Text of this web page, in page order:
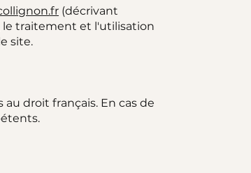
(décrivant
le traitement et l'utilisation
site.
droit français. En cas de